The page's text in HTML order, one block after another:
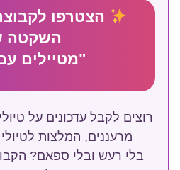
הצטרפו
השקטה
"מטיילים
רוצים לקבל עדכונים על
מרעננים, המלצות
בלי רעש ובלי ספאם?